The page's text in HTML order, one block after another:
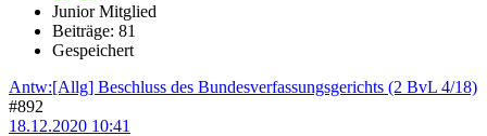
Junior Mitglied
Beiträge: 81
Gespeichert
Antw:[Allg] Beschluss des Bundesverfassungsgerichts (2 BvL 4/18)
#892
18.12.2020 10:41